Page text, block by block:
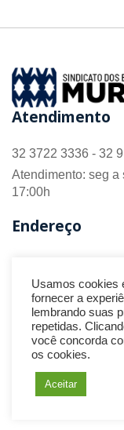
Atendimento
32 3722 3336 - 32
Atendimento: seg a
17:00h
Endereço
R. Barão do Monte
CEP 36.880-018 -
Redes Sociais
Usamos cookies
fornecer a
lembrando suas
repetidas.
você concorda
os cookies.
Aceitar